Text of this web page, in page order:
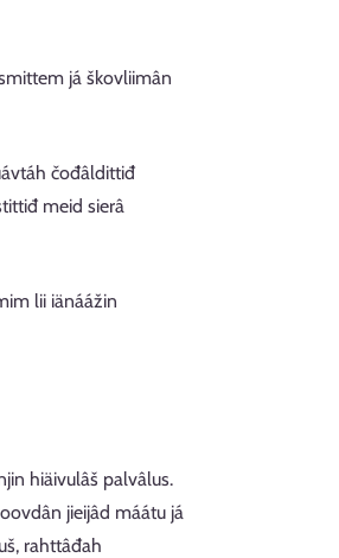
já škovliimân
čođâldittiđ
meid sierâ
lii iänáážin
hiäivulâš palvâlus.
jieijâd máátu já
rahttâđah